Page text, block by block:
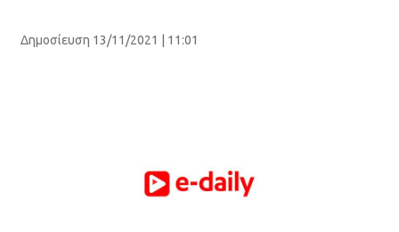
Δημοσίευση 13/11/2021 | 11:01